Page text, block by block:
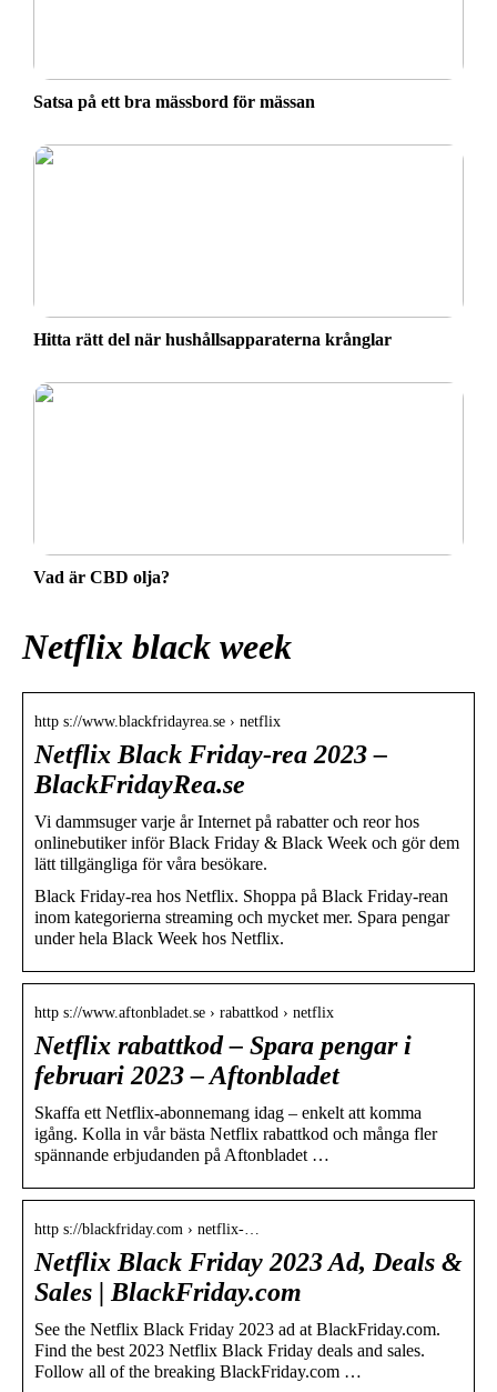
Satsa på ett bra mässbord för mässan
Hitta rätt del när hushållsapparaterna krånglar
Vad är CBD olja?
Netflix black week
http s://www.blackfridayrea.se › netflix
Netflix Black Friday-rea 2023 –
BlackFridayRea.se
Vi dammsuger varje år Internet på rabatter och reor hos
onlinebutiker inför Black Friday & Black Week och gör dem
lätt tillgängliga för våra besökare.
Black Friday-rea hos Netflix. Shoppa på Black Friday-rean
inom kategorierna streaming och mycket mer. Spara pengar
under hela Black Week hos Netflix.
http s://www.aftonbladet.se › rabattkod › netflix
Netflix rabattkod – Spara pengar i
februari 2023 – Aftonbladet
Skaffa ett Netflix-abonnemang idag – enkelt att komma
igång. Kolla in vår bästa Netflix rabattkod och många fler
spännande erbjudanden på Aftonbladet …
http s://blackfriday.com › netflix-…
Netflix Black Friday 2023 Ad, Deals &
Sales | BlackFriday.com
See the Netflix Black Friday 2023 ad at BlackFriday.com.
Find the best 2023 Netflix Black Friday deals and sales.
Follow all of the breaking BlackFriday.com …